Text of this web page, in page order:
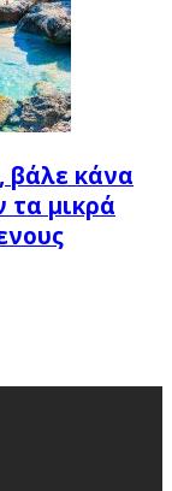
βάλε κάνα
τα μικρά